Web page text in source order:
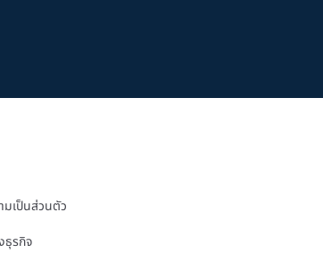
มเป็นส่วนตัว
ธุรกิจ